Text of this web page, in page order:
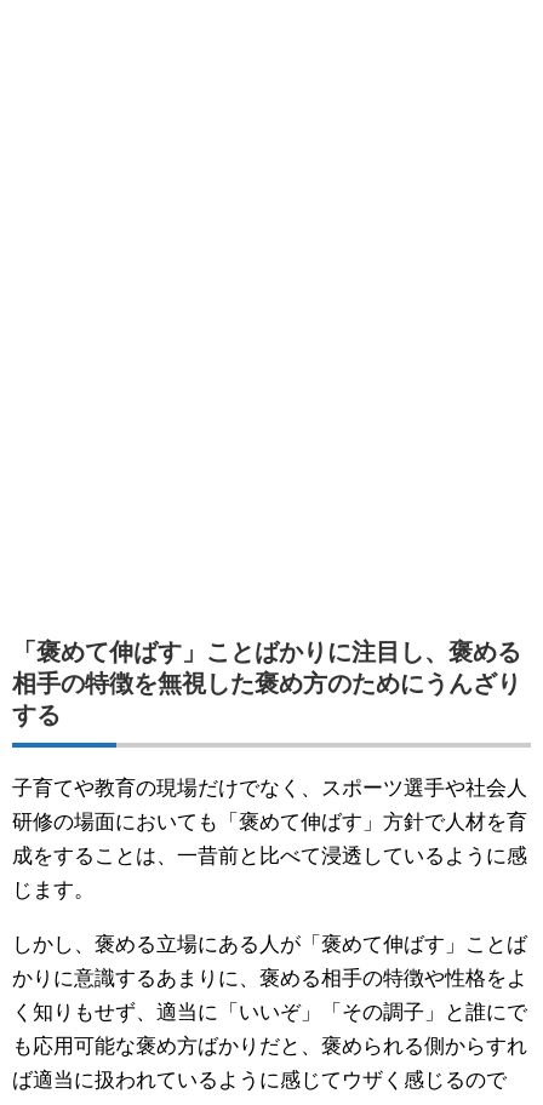
「褒めて伸ばす」ことばかりに注目し、褒める
相手の特徴を無視した褒め方のためにうんざり
する
子育てや教育の現場だけでなく、スポーツ選手や社会人
研修の場面においても「褒めて伸ばす」方針で人材を育
成をすることは、一昔前と比べて浸透しているように感
じます。
しかし、褒める立場にある人が「褒めて伸ばす」ことば
かりに意識するあまりに、褒める相手の特徴や性格をよ
く知りもせず、適当に「いいぞ」「その調子」と誰にで
も応用可能な褒め方ばかりだと、褒められる側からすれ
ば適当に扱われているように感じてウザく感じるので